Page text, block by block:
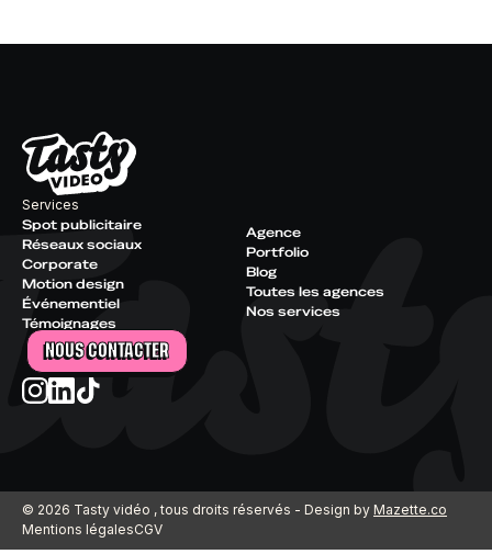
Services
Spot publicitaire
Réseaux sociaux
Corporate
Motion design
Événementiel
Témoignages
Agence
Portfolio
Blog
Toutes les agences
Nos services
NOUS CONTACTER
© 2026 Tasty vidéo , tous droits réservés - Design by Mazette.co
Mentions légalesCGV